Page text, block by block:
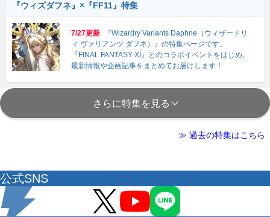
『ウィズダフネ』×『FF11』特集
7/27更新
『Wizardry Variants Daphne（ウィザードリ
ィ ヴァリアンツ ダフネ）』の特集ページです。
『FINAL FANTASY XI』とのコラボイベントをはじめ、
最新情報や企画記事をまとめてお届けします！
さらに特集を見る
≫ 過去の特集はこちら
公式SNS